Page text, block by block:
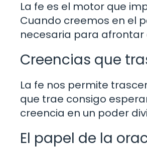
La fe es el motor que
Cuando creemos en el
necesaria para afrontar
Creencias que
La fe nos permite
que trae consigo
creencia en un poder
El papel de la